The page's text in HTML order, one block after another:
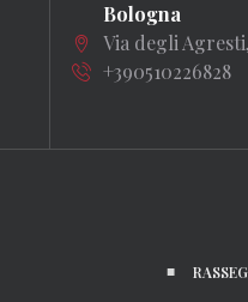
Bologna
Via degli
+390510226828